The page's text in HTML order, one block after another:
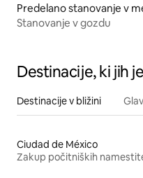
Predelano stanovanje v
Stanovanje v gozdu
Destinacije, ki jih
Destinacije v bližini
Ciudad de México
Zakup počitniških